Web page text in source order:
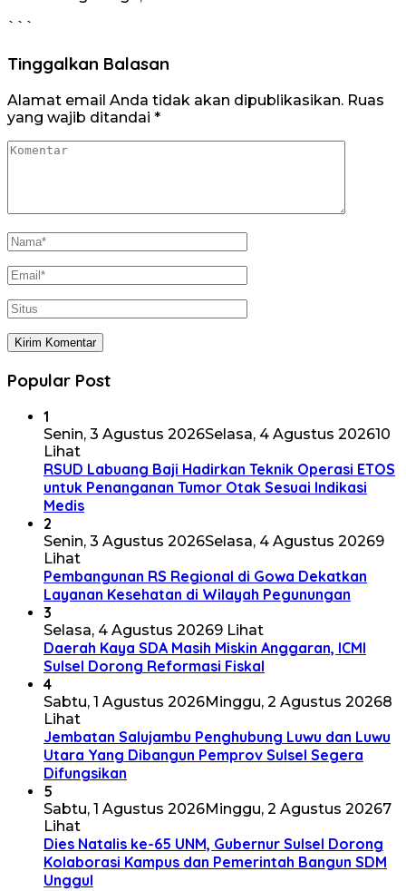
```
Tinggalkan Balasan
Alamat email Anda tidak akan dipublikasikan. Ruas
yang wajib ditandai *
Popular Post
1
Senin, 3 Agustus 2026Selasa, 4 Agustus 202610
Lihat
RSUD Labuang Baji Hadirkan Teknik Operasi ETOS
untuk Penanganan Tumor Otak Sesuai Indikasi
Medis
2
Senin, 3 Agustus 2026Selasa, 4 Agustus 20269
Lihat
Pembangunan RS Regional di Gowa Dekatkan
Layanan Kesehatan di Wilayah Pegunungan
3
Selasa, 4 Agustus 20269 Lihat
Daerah Kaya SDA Masih Miskin Anggaran, ICMI
Sulsel Dorong Reformasi Fiskal
4
Sabtu, 1 Agustus 2026Minggu, 2 Agustus 20268
Lihat
Jembatan Salujambu Penghubung Luwu dan Luwu
Utara Yang Dibangun Pemprov Sulsel Segera
Difungsikan
5
Sabtu, 1 Agustus 2026Minggu, 2 Agustus 20267
Lihat
Dies Natalis ke-65 UNM, Gubernur Sulsel Dorong
Kolaborasi Kampus dan Pemerintah Bangun SDM
Unggul